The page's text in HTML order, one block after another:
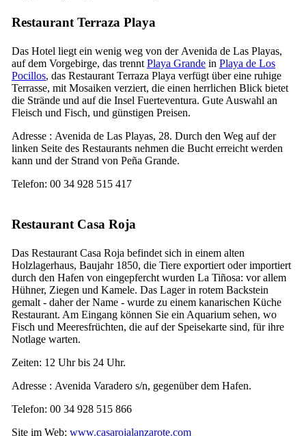
Restaurant Terraza Playa
Das Hotel liegt ein wenig weg von der Avenida de Las Playas,
auf dem Vorgebirge, das trennt Playa Grande in Playa de Los
Pocillos, das Restaurant Terraza Playa verfügt über eine ruhige
Terrasse, mit Mosaiken verziert, die einen herrlichen Blick bietet
die Strände und auf die Insel Fuerteventura. Gute Auswahl an
Fleisch und Fisch, und günstigen Preisen.
Adresse : Avenida de Las Playas, 28. Durch den Weg auf der
linken Seite des Restaurants nehmen die Bucht erreicht werden
kann und der Strand von Peña Grande.
Telefon: 00 34 928 515 417
Restaurant Casa Roja
Das Restaurant Casa Roja befindet sich in einem alten
Holzlagerhaus, Baujahr 1850, die Tiere exportiert oder importiert
durch den Hafen von eingepfercht wurden La Tiñosa: vor allem
Hühner, Ziegen und Kamele. Das Lager in rotem Backstein
gemalt - daher der Name - wurde zu einem kanarischen Küche
Restaurant. Am Eingang können Sie ein Aquarium sehen, wo
Fisch und Meeresfrüchten, die auf der Speisekarte sind, für ihre
Notlage warten.
Zeiten: 12 Uhr bis 24 Uhr.
Adresse : Avenida Varadero s/n, gegenüber dem Hafen.
Telefon: 00 34 928 515 866
Site im Web: www.casarojalanzarote.com